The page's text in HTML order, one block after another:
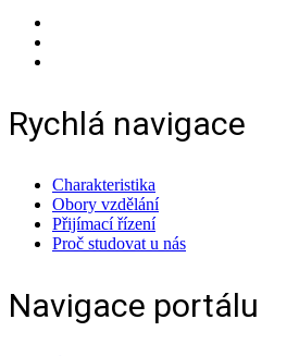
Rychlá navigace
Charakteristika
Obory vzdělání
Přijímací řízení
Proč studovat u nás
Navigace portálu